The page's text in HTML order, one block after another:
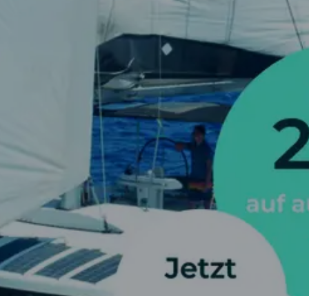
OSTSEE SEGELTÖRNS
SEGELBLOG
BAREBOOT CHARTER